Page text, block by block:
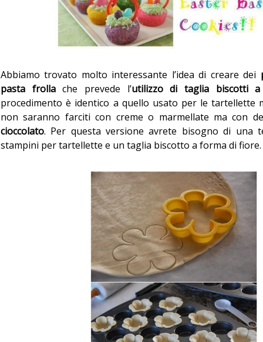
Abbiamo trovato molto interessante l’idea di creare dei
pasta frollache prevede l’utilizzo di taglia biscotti
procedimento è identico a quello usato per le tartellette
non saranno farciti con creme o marmellate ma con
cioccolato. Per questa versione avrete bisogno di una
stampini per tartellette e un taglia biscotto a forma di fiore.